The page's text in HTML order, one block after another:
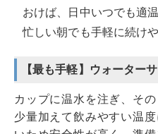
おけば、日中いつでも適
忙しい朝でも手軽に続けや
【最も手軽】ウォーター
カップに温水を注ぎ、そ
少量加えて飲みやすい温